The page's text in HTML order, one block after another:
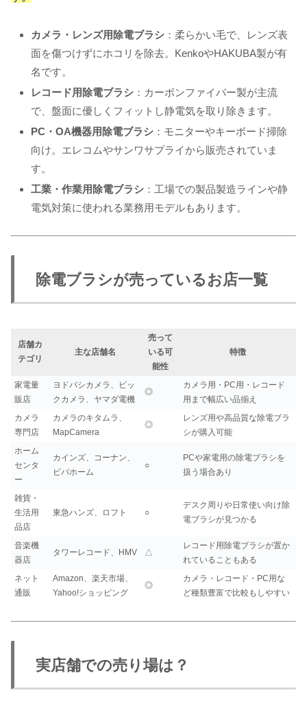
カメラ・レンズ用除電ブラシ ：柔らかい毛で、レンズ表
面を傷つけずにホコリを除去。KenkoやHAKUBA製が有
名です。
レコード用除電ブラシ ：カーボンファイバー製が主流
で、盤面に優しくフィットし静電気を取り除きます。
PC・OA機器用除電ブラシ ：モニターやキーボード掃除
向け。エレコムやサンワサプライから販売されていま
す。
工業・作業用除電ブラシ ：工場での製品製造ラインや静
電気対策に使われる業務用モデルもあります。
除電ブラシが売っているお店一覧
店舗カ
テゴリ
主な店舗名
売って
いる可
能性
特徴
家電量
販店
ヨドバシカメラ、ビッ
クカメラ、ヤマダ電機
◎
カメラ用・PC用・レコード
用まで幅広い品揃え
カメラ
専門店
カメラのキタムラ、
MapCamera
◎
レンズ用や高品質な除電ブラ
シが購入可能
ホーム
センタ
ー
カインズ、コーナン、
ビバホーム
○
PCや家電用の除電ブラシを
扱う場合あり
雑貨・
生活用
品店
東急ハンズ、ロフト ○
デスク周りや日常使い向け除
電ブラシが見つかる
音楽機
器店
タワーレコード、HMV △
レコード用除電ブラシが置か
れていることもある
ネット
通販
Amazon、楽天市場、
Yahoo!ショッピング
◎
カメラ・レコード・PC用な
ど種類豊富で比較もしやすい
実店舗での売り場は？